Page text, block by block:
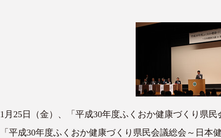
1月25日（金）、「平成30年度ふくおか健康づくり県
「平成30年度ふくおか健康づくり県民会議総会～日